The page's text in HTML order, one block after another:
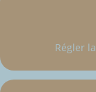
Régler